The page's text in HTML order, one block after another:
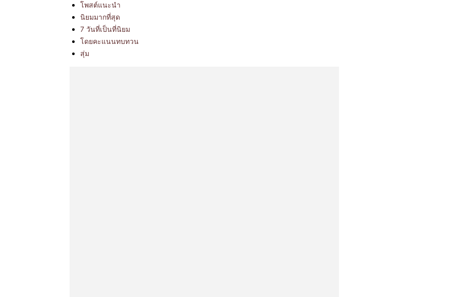
โพสต์แนะนำ
นิยมมากที่สุด
7 วันที่เป็นที่นิยม
โดยคะแนนทบทวน
สุ่ม